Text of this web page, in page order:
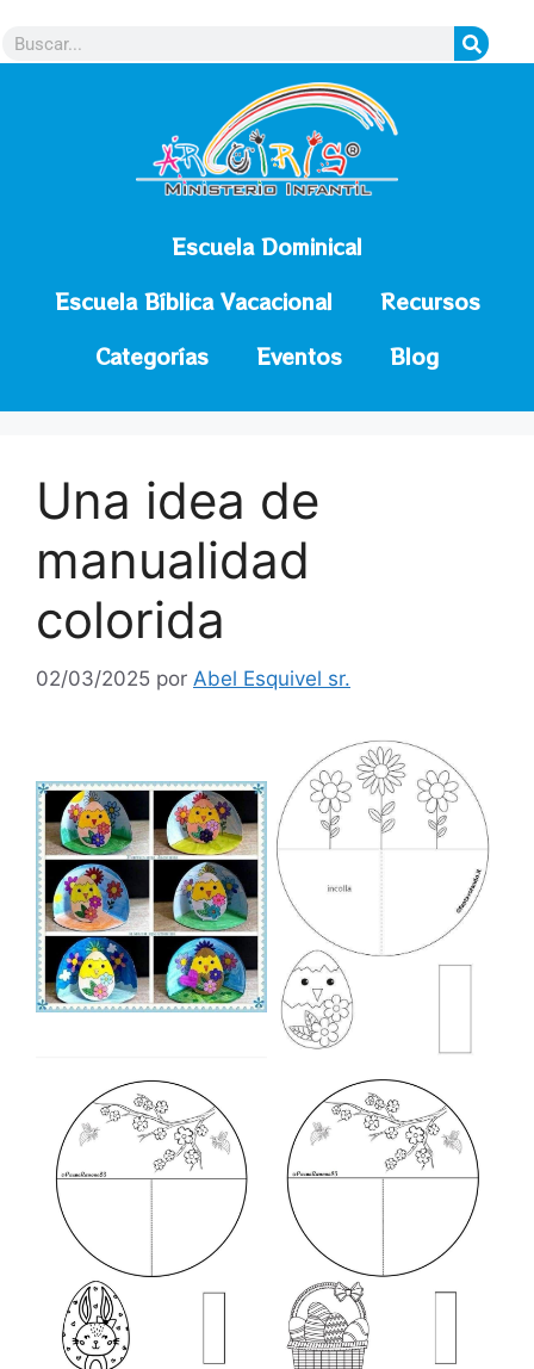
Escuela Dominical
Escuela Bíblica Vacacional
Recursos
Categorías
Eventos Blog
Una idea de
manualidad
colorida
02/03/2025 por Abel Esquivel sr.